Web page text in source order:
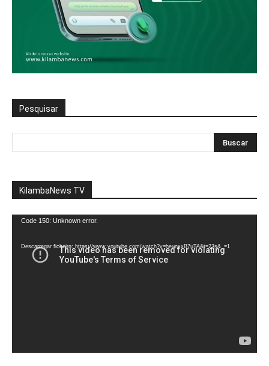
Pesquisar
KilambaNews TV
Reprodutor
vídeo
Code 150: Unknown error.
Descarregar ficheiro: https://www.youtube.com/watch?v=heunxxB7uTA&t=22s&_=1